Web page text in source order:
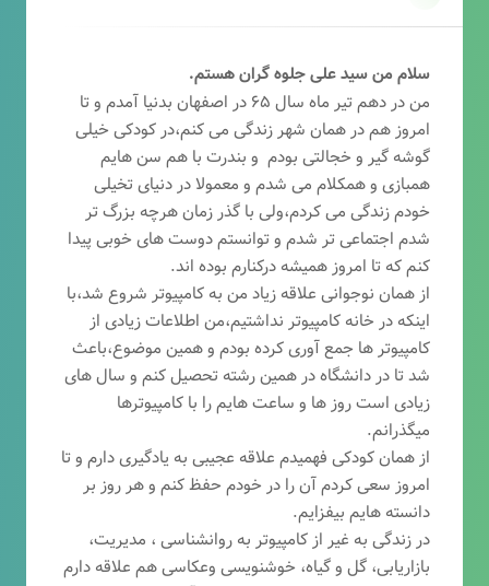
سلام من سید علی جلوه گران هستم.
من در دهم تیر ماه سال ۶۵ در اصفهان بدنیا آمدم و تا
امروز هم در همان شهر زندگی می کنم،در کودکی خیلی
گوشه گیر و خجالتی بودم و بندرت با هم سن هایم
همبازی و همکلام می شدم و معمولا در دنیای تخیلی
خودم زندگی می کردم،ولی با گذر زمان هرچه بزرگ تر
شدم اجتماعی تر شدم و توانستم دوست های خوبی پیدا
کنم که تا امروز همیشه درکنارم بوده اند.
از همان نوجوانی علاقه زیاد من به کامپیوتر شروع شد،با
اینکه در خانه کامپیوتر نداشتیم،من اطلاعات زیادی از
کامپیوتر ها جمع آوری کرده بودم و همین موضوع،باعث
شد تا در دانشگاه در همین رشته تحصیل کنم و سال های
زیادی است روز ها و ساعت هایم را با کامپیوترها
میگذرانم.
از همان کودکی فهمیدم علاقه عجیبی به یادگیری دارم و تا
امروز سعی کردم آن را در خودم حفظ کنم و هر روز بر
دانسته هایم بیفزایم.
در زندگی به غیر از کامپیوتر به روانشناسی ، مدیریت،
بازاریابی، گل و گیاه، خوشنویسی وعکاسی هم علاقه دارم